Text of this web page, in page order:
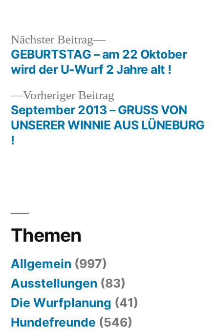
Beitragsnavigation
Vorheriger Beitrag
Beitrag:
September 2013 – GRUSS VON
UNSERER WINNIE AUS LÜNEBURG
!
Nächster Beitrag
Nächster
Beitrag:
GEBURTSTAG – am 22 Oktober
wird der U-Wurf 2 Jahre alt !
Themen
Allgemein (997)
Ausstellungen (83)
Die Wurfplanung (41)
Hundefreunde (546)